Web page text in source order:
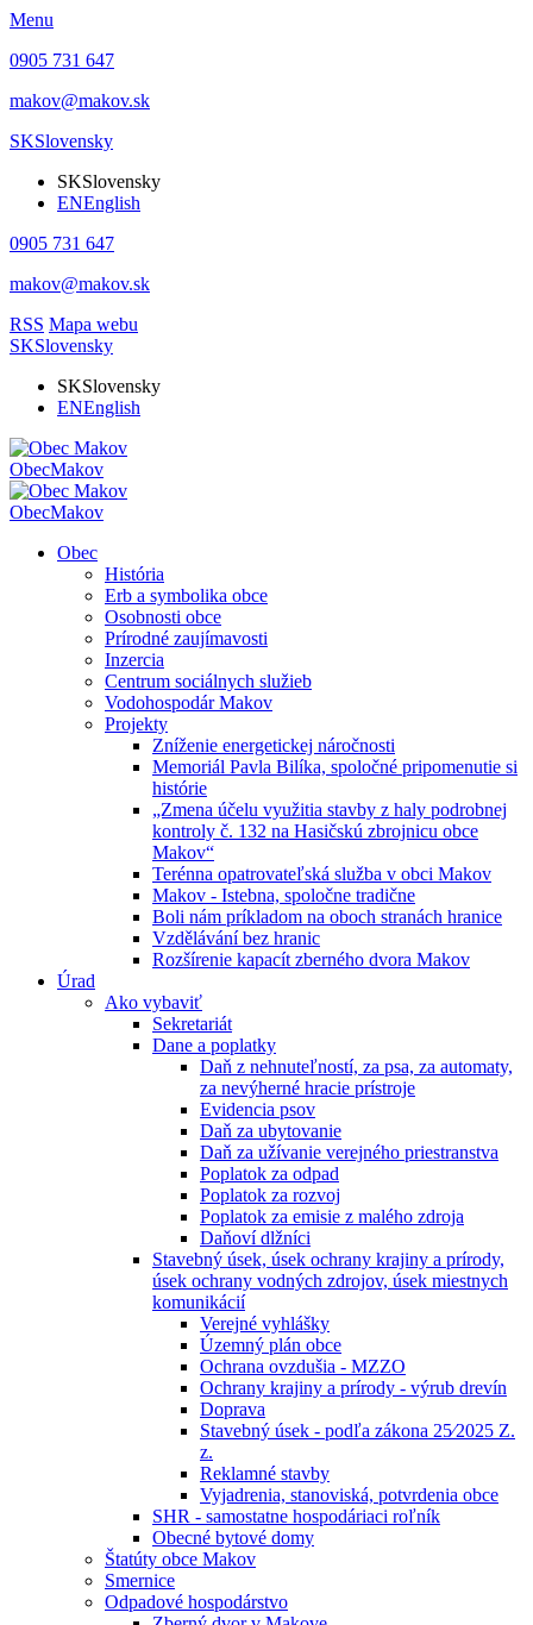
Menu
0905 731 647
makov@makov.sk
SKSlovensky
SKSlovensky
ENEnglish
0905 731 647
makov@makov.sk
RSS Mapa webu
SKSlovensky
SKSlovensky
ENEnglish
ObecMakov
ObecMakov
Obec
História
Erb a symbolika obce
Osobnosti obce
Prírodné zaujímavosti
Inzercia
Centrum sociálnych služieb
Vodohospodár Makov
Projekty
Zníženie energetickej náročnosti
Memoriál Pavla Bilíka, spoločné pripomenutie si
histórie
„Zmena účelu využitia stavby z haly podrobnej
kontroly č. 132 na Hasičskú zbrojnicu obce
Makov“
Terénna opatrovateľská služba v obci Makov
Makov - Istebna, spoločne tradične
Boli nám príkladom na oboch stranách hranice
Vzdělávání bez hranic
Rozšírenie kapacít zberného dvora Makov
Úrad
Ako vybaviť
Sekretariát
Dane a poplatky
Daň z nehnuteľností, za psa, za automaty,
za nevýherné hracie prístroje
Evidencia psov
Daň za ubytovanie
Daň za užívanie verejného priestranstva
Poplatok za odpad
Poplatok za rozvoj
Poplatok za emisie z malého zdroja
Daňoví dlžníci
Stavebný úsek, úsek ochrany krajiny a prírody,
úsek ochrany vodných zdrojov, úsek miestnych
komunikácií
Verejné vyhlášky
Územný plán obce
Ochrana ovzdušia - MZZO
Ochrany krajiny a prírody - výrub drevín
Doprava
Stavebný úsek - podľa zákona 25⁄2025 Z.
z.
Reklamné stavby
Vyjadrenia, stanoviská, potvrdenia obce
SHR - samostatne hospodáriaci roľník
Obecné bytové domy
Štatúty obce Makov
Smernice
Odpadové hospodárstvo